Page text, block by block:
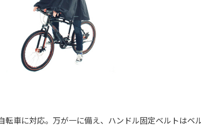
車に対応。万が一に備え、ハンドル固定ベルトはベ